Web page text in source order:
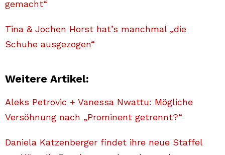
gemacht“
Tina & Jochen Horst hat’s manchmal „die
Schuhe ausgezogen“
Weitere Artikel:
Aleks Petrovic + Vanessa Nwattu: Mögliche
Versöhnung nach „Prominent getrennt?“
Daniela Katzenberger findet ihre neue Staffel